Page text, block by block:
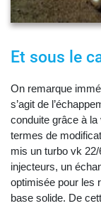
Et sous le
On remarque
s’agit de
conduite grâce à
termes de
mis un turbo vk
injecteurs, un
optimisée pour les
base solide. De